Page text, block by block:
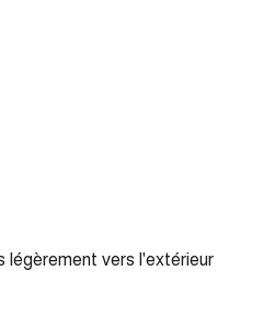
légèrement vers l'extérieur